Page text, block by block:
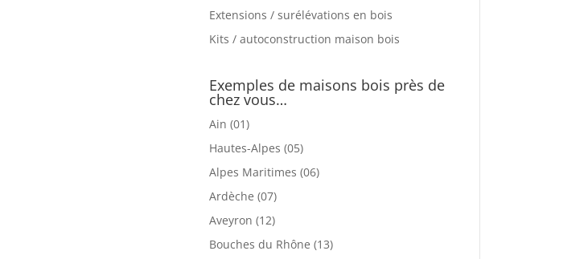
Extensions / surélévations en bois
Kits / autoconstruction maison bois
Exemples de maisons bois près de
chez vous…
Ain (01)
Hautes-Alpes (05)
Alpes Maritimes (06)
Ardèche (07)
Aveyron (12)
Bouches du Rhône (13)